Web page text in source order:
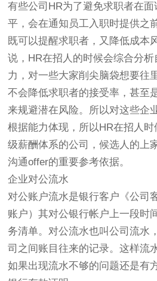
有些公司HR为了避免求职者在
平，会在通知员工入职时提供之
既可以提醒求职者，又降低成本
说，HR在招人的时候会综合分
力，对一些大家削尖脑袋想要往
不会降低求职者的接受率，甚至
来规避潜在风险。所以对这些企
根据能力体现，所以HR在招人
级薪酬体系的公司，候选人的上
沟通offer的重要参考依据。
企业对公流水
对公账户流水是银行客户《公司
账户）其对公银行帐户上一段时
务清单。对公流水也叫公司流水
司之间账目往来的记录。这样流
如果出现流水不够的问题还是有